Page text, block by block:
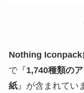
Nothing Iconpack
で『1,740種類の
紙』が含まれてい